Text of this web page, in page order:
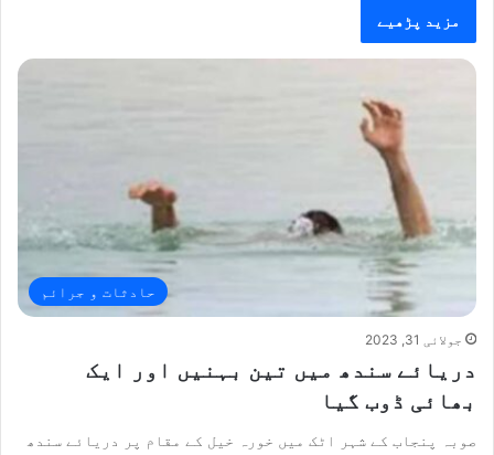
مزید پڑھیے
حادثات و جرائم
جولائی 31, 2023
دریائے سندھ میں تین بہنیں اور ایک
بھائی ڈوب گیا
صوبہ پنجاب کے شہر اٹک میں خورہ خیل کے مقام پر دریائے سندھ